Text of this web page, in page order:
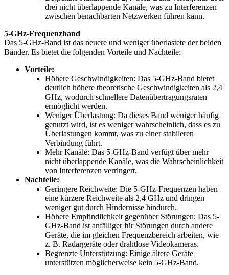
drei nicht überlappende Kanäle, was zu Interferenzen
zwischen benachbarten Netzwerken führen kann.
5-GHz-Frequenzband
Das 5-GHz-Band ist das neuere und weniger überlastete der beiden
Bänder. Es bietet die folgenden Vorteile und Nachteile:
Vorteile:
Höhere Geschwindigkeiten: Das 5-GHz-Band bietet
deutlich höhere theoretische Geschwindigkeiten als 2,4
GHz, wodurch schnellere Datenübertragungsraten
ermöglicht werden.
Weniger Überlastung: Da dieses Band weniger häufig
genutzt wird, ist es weniger wahrscheinlich, dass es zu
Überlastungen kommt, was zu einer stabileren
Verbindung führt.
Mehr Kanäle: Das 5-GHz-Band verfügt über mehr
nicht überlappende Kanäle, was die Wahrscheinlichkeit
von Interferenzen verringert.
Nachteile:
Geringere Reichweite: Die 5-GHz-Frequenzen haben
eine kürzere Reichweite als 2,4 GHz und dringen
weniger gut durch Hindernisse hindurch.
Höhere Empfindlichkeit gegenüber Störungen: Das 5-
GHz-Band ist anfälliger für Störungen durch andere
Geräte, die im gleichen Frequenzbereich arbeiten, wie
z. B. Radargeräte oder drahtlose Videokameras.
Begrenzte Unterstützung: Einige ältere Geräte
unterstützen möglicherweise kein 5-GHz-Band.